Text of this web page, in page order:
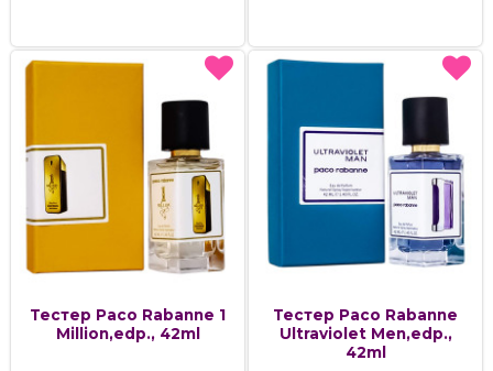
Тестер Paco Rabanne 1
Million,edp., 42ml
Тестер Paco Rabanne
Ultraviolet Men,edp.,
42ml